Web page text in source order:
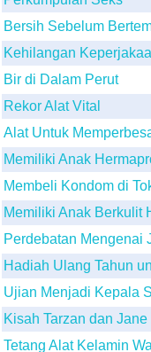
Bersih Sebelum
Kehilangan
Bir di Dalam Perut
Rekor Alat Vital
Alat Untuk
Memiliki Anak
Membeli Kondom di
Memiliki Anak Berkulit
Perdebatan Mengenai
Hadiah Ulang Tahun
Ujian Menjadi Kepala
Kisah Tarzan dan Jane
Tetang Alat Kelamin